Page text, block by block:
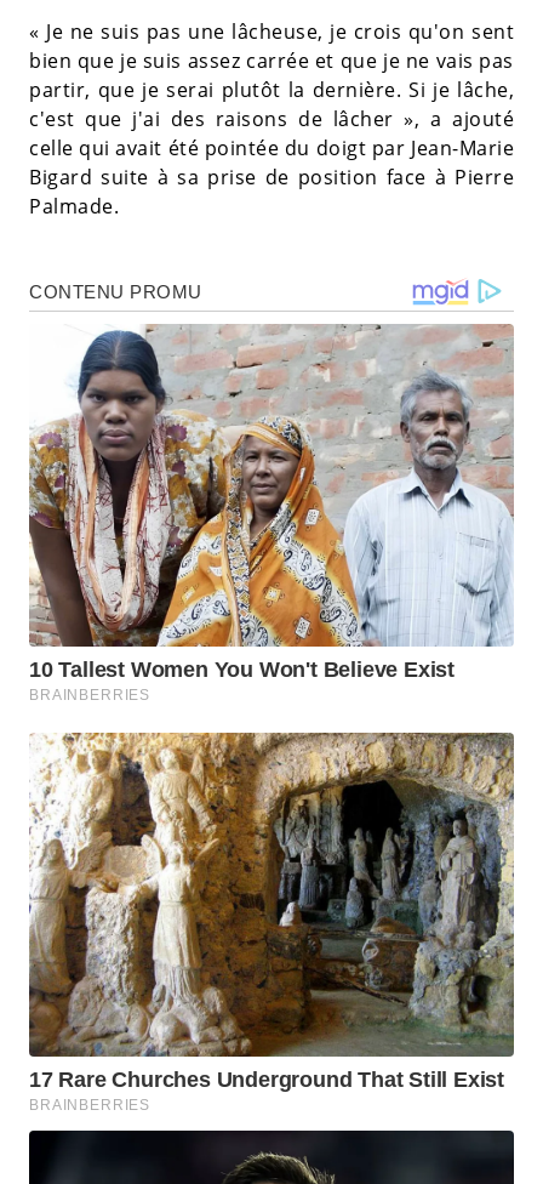
« Je ne suis pas une lâcheuse, je crois qu'on sent
bien que je suis assez carrée et que je ne vais pas
partir, que je serai plutôt la dernière. Si je lâche,
c'est que j'ai des raisons de lâcher », a ajouté
celle qui avait été pointée du doigt par Jean-Marie
Bigard suite à sa prise de position face à Pierre
Palmade.